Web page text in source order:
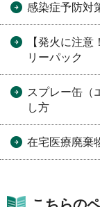
感染症予防対
【発火に注
リーパック
スプレー缶（
し方
在宅医療廃棄